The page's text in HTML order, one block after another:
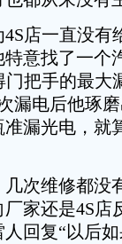
店一直没有
意找了一个
把手的最大
漏电后他琢
漏光电，就
次维修都没
家还是4S店
回复“以后